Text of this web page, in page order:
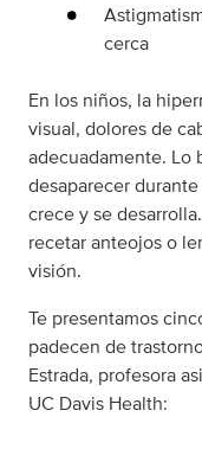
cerca
En los niños, la
visual, dolores de
adecuadamente. Lo
desaparecer
crece y se
recetar anteojos o
visión.
Te presentamos
padecen de
Estrada, profesora
UC Davis Health: